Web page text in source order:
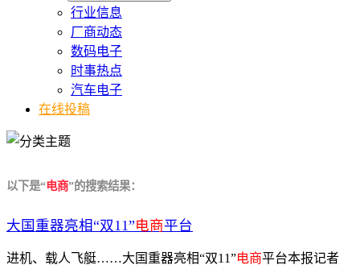
行业信息
厂商动态
数码电子
时事热点
汽车电子
在线投稿
以下是“电商”的搜索结果：
大国重器亮相“双11”电商平台
进机、载人飞艇……大国重器亮相“双11”电商平台本报记者